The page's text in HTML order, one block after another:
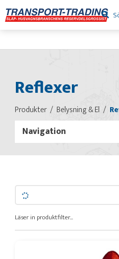
Reflexer
Produkter Belysning & El
Navigation
Läser in produktfilter...